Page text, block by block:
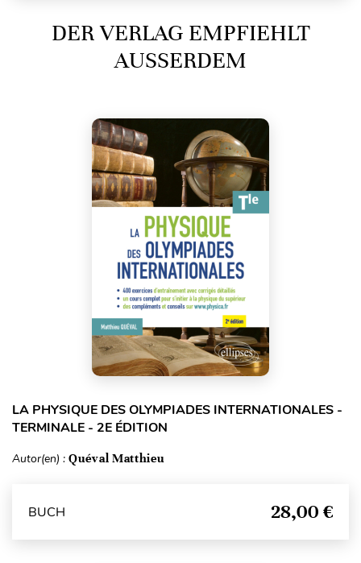
DER VERLAG EMPFIEHLT
AUSSERDEM
LA PHYSIQUE DES OLYMPIADES INTERNATIONALES -
TERMINALE - 2E ÉDITION
Autor(en) : Quéval Matthieu
BUCH 28,00 €